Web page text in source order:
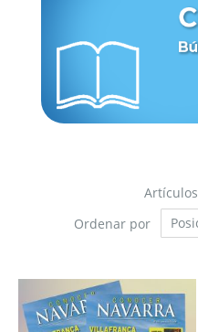
Artículos
Ordenar por